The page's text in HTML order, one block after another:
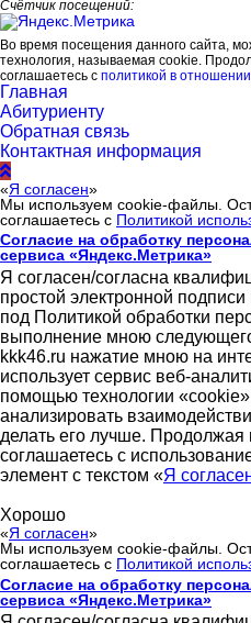
Счётчик посещений:
Во время посещения данного сайта,
технология, называемая cookie.
соглашаетесь с политикой в
Главная
Абитуриенту
Обратная связь
Контактная информация
«Я согласен»
Мы используем cookie-файлы.
соглашаетесь с Политикой
Согласие на обработку
сервиса «Яндекс.Метрика»
Я согласен/согласна
простой электронной
под Политикой обработки
выполнение мною
kkk46.ru нажатие мною на
использует сервис веб-
помощью технологии
анализировать
делать его лучше. Продолжая
соглашаетесь с
элемент с текстом «Я
Хорошо
«Я согласен»
Мы используем cookie-файлы.
соглашаетесь с Политикой
Согласие на обработку
сервиса «Яндекс.Метрика»